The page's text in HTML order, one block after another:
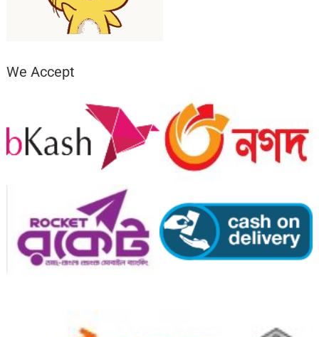
We Accept